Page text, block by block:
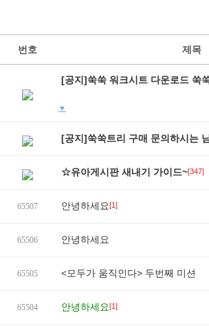
번호 제목
[공지]쑥쑥 워크시트 다운로드 쑥
▼
[공지]쑥쑥트리 구매 문의하시는
☆유아게시판 새내기 가이드~[347]
65507 안녕하세요[1]
65506 안녕하세요
65505 <모두가 움직인다> 두번째 미션
65504 안녕하세요[1]